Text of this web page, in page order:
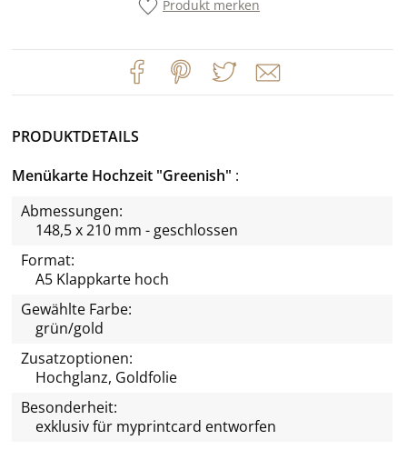
Produkt merken
PRODUKTDETAILS
Menükarte Hochzeit "Greenish"
Abmessungen:
148,5 x 210 mm - geschlossen
Format:
A5 Klappkarte hoch
Gewählte Farbe:
grün/gold
Zusatzoptionen:
Hochglanz, Goldfolie
Besonderheit:
exklusiv für myprintcard entworfen